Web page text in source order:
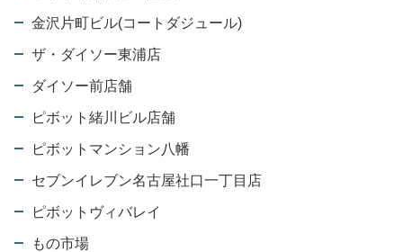
金沢片町ビル(コートダジュール)
ザ・ダイソー東浦店
ダイソー前店舗
ピボット緒川ビル店舗
ピボットマンション八幡
セブンイレブン名古屋社口一丁目店
ピボットヴィバレイ
もの市場